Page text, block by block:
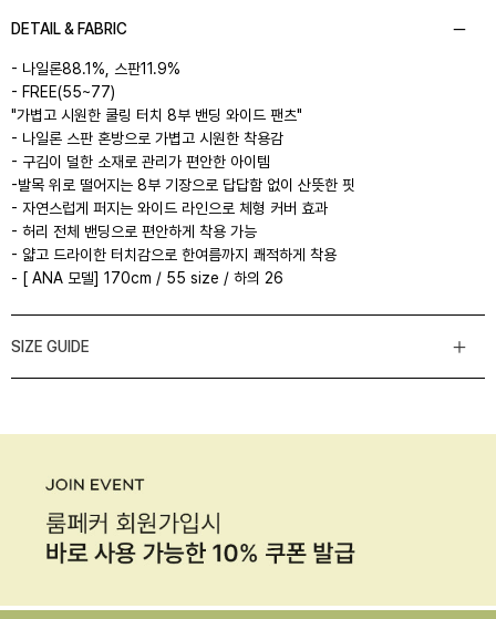
DETAIL & FABRIC
- 나일론88.1%, 스판11.9%
- FREE(55~77)
"가볍고 시원한 쿨링 터치 8부 밴딩 와이드 팬츠"
- 나일론 스판 혼방으로 가볍고 시원한 착용감
- 구김이 덜한 소재로 관리가 편안한 아이템
-발목 위로 떨어지는 8부 기장으로 답답함 없이 산뜻한 핏
- 자연스럽게 퍼지는 와이드 라인으로 체형 커버 효과
- 허리 전체 밴딩으로 편안하게 착용 가능
- 얇고 드라이한 터치감으로 한여름까지 쾌적하게 착용
- [ ANA 모델] 170cm / 55 size / 하의 26
SIZE GUIDE